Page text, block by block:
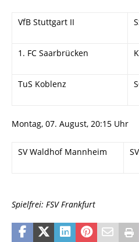
VfB Stuttgart II
1. FC Saarbrücken
TuS Koblenz
Montag, 07. August, 20:15 Uhr
SV Waldhof Mannheim
Spielfrei: FSV Frankfurt